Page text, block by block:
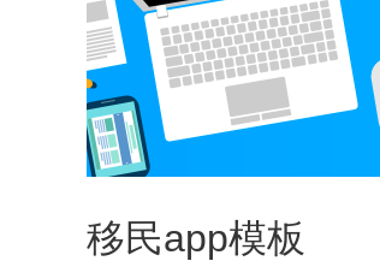
移民app模板